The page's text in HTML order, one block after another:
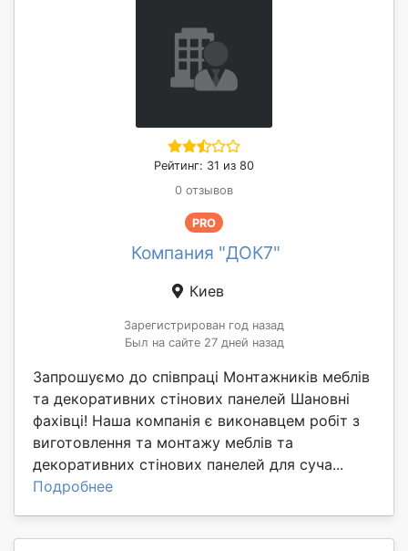
Рейтинг: 31 из 80
0 отзывов
PRO
Компания "ДОК7"
Киев
Зарегистрирован год назад
Был на сайте 27 дней назад
Запрошуємо до співпраці Монтажників меблів
та декоративних стінових панелей Шановні
фахівці! Наша компанія є виконавцем робіт з
виготовлення та монтажу меблів та
декоративних стінових панелей для суча...
Подробнее